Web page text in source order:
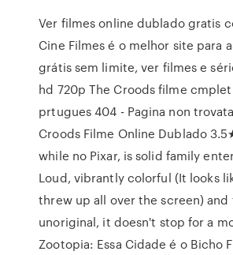
Ver filmes online dublado gratis
Cine Filmes é o melhor site para
grátis sem limite, ver filmes e
hd 720p The Croods filme
prtugues 404 - Pagina non
Croods Filme Online Dublado
while no Pixar, is solid family
Loud, vibrantly colorful (It looks
threw up all over the screen) and
unoriginal, it doesn't stop for a
Zootopia: Essa Cidade é o Bicho